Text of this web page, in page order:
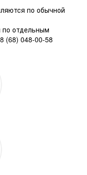
по обычной
по отдельным
(68) 048-00-58